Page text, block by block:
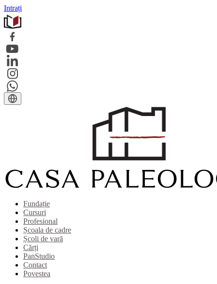
Intrați
Fundație
Cursuri
Profesional
Școala de cadre
Școli de vară
Cărți
PanStudio
Contact
Povestea